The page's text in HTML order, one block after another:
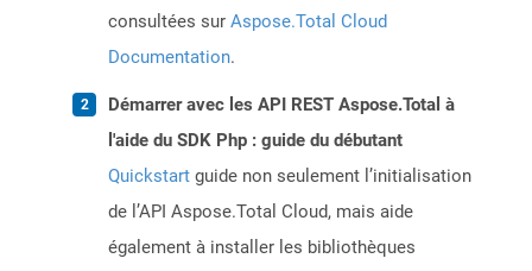
consultées sur Aspose.Total Cloud
Documentation.
Démarrer avec les API REST Aspose.Total à
l'aide du SDK Php : guide du débutant
Quickstart guide non seulement l’initialisation
de l’API Aspose.Total Cloud, mais aide
également à installer les bibliothèques